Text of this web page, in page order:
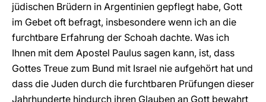
jüdischen Brüdern in Argentinien gepflegt habe, Gott
im Gebet oft befragt, insbesondere wenn ich an die
furchtbare Erfahrung der Schoah dachte. Was ich
Ihnen mit dem Apostel Paulus sagen kann, ist, dass
Gottes Treue zum Bund mit Israel nie aufgehört hat und
dass die Juden durch die furchtbaren Prüfungen dieser
Jahrhunderte hindurch ihren Glauben an Gott bewahrt